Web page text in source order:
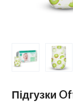
Підгузки